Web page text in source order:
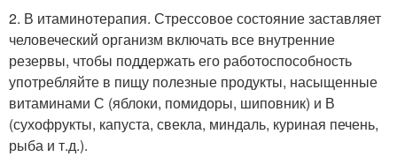
2. В итаминотерапия. Стрессовое состояние заставляет
человеческий организм включать все внутренние
резервы, чтобы поддержать его работоспособность
употребляйте в пищу полезные продукты, насыщенные
витаминами С (яблоки, помидоры, шиповник) и В
(сухофрукты, капуста, свекла, миндаль, куриная печень,
рыба и т.д.).